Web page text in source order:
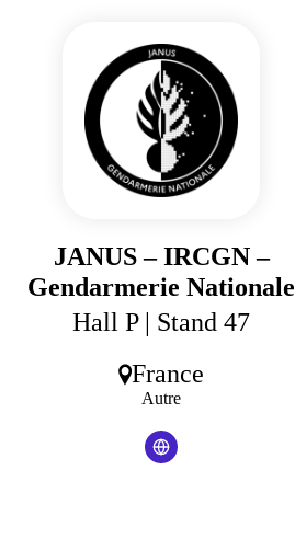
JANUS – IRCGN –
Gendarmerie Nationale
Hall P| Stand 47
France
Autre